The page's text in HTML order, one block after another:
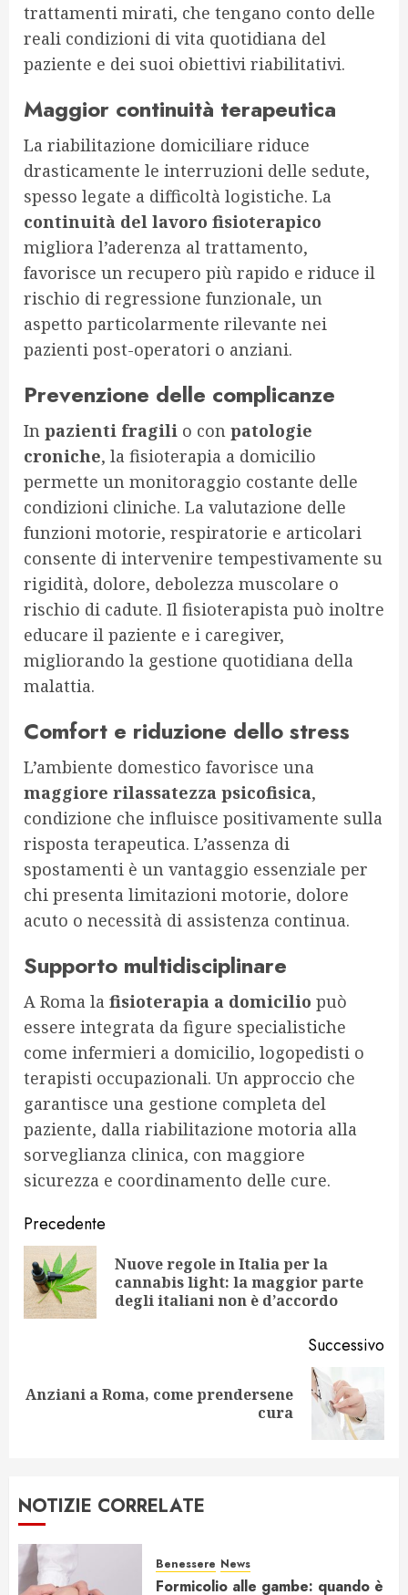
trattamenti mirati, che tengano conto delle
reali condizioni di vita quotidiana del
paziente e dei suoi obiettivi riabilitativi.
Maggior continuità terapeutica
La riabilitazione domiciliare riduce
drasticamente le interruzioni delle sedute,
spesso legate a difficoltà logistiche. La
continuità del lavoro fisioterapico
migliora l’aderenza al trattamento,
favorisce un recupero più rapido e riduce il
rischio di regressione funzionale, un
aspetto particolarmente rilevante nei
pazienti post-operatori o anziani.
Prevenzione delle complicanze
In pazienti fragili o con patologie
croniche, la fisioterapia a domicilio
permette un monitoraggio costante delle
condizioni cliniche. La valutazione delle
funzioni motorie, respiratorie e articolari
consente di intervenire tempestivamente su
rigidità, dolore, debolezza muscolare o
rischio di cadute. Il fisioterapista può inoltre
educare il paziente e i caregiver,
migliorando la gestione quotidiana della
malattia.
Comfort e riduzione dello stress
L’ambiente domestico favorisce una
maggiore rilassatezza psicofisica,
condizione che influisce positivamente sulla
risposta terapeutica. L’assenza di
spostamenti è un vantaggio essenziale per
chi presenta limitazioni motorie, dolore
acuto o necessità di assistenza continua.
Supporto multidisciplinare
A Roma la fisioterapia a domicilio può
essere integrata da figure specialistiche
come infermieri a domicilio, logopedisti o
terapisti occupazionali. Un approccio che
garantisce una gestione completa del
paziente, dalla riabilitazione motoria alla
sorveglianza clinica, con maggiore
sicurezza e coordinamento delle cure.
Navigazione
articolo
Precedente
Nuove regole in Italia per la
cannabis light: la maggior parte
degli italiani non è d’accordo
Successivo
Articolo
Anziani a Roma, come prendersene
cura
NOTIZIE CORRELATE
Benessere News
Formicolio alle gambe: quando è